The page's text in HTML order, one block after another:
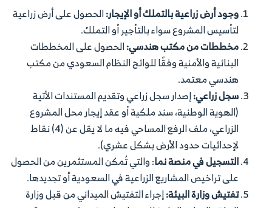
وجود أرض زراعية بالتملك أو الإيجار:الحصول على أرض زراعية
لتأسيس المشروع سواء بالتأجير أو التملك.
مخططات من مكتب هندسي:الحصول على المخططات
البنائية والأمنية وفقًا للوائح النظام السعودي من مكتب
هندسي معتمد.
سجل زراعي:إصدار سجل زراعي وتقديم المستندات الأتية
(الهوية الوطنية، سند ملكية أو عقد إيجار محل المشروع
الزراعي، ملف الرفع المساحي فيه ما لا يقل عن (4) نقاط
لإحداثيات حدود الأرض بشكل عشري).
التسجيل في منصة نما: والتي تُمكن المستثمرين من الحصول
على تراخيص المشاريع الزراعية في السعودية أو تجديدها.
تفتيش وزارة البيئة:إجراء التفتيش الميداني من قبل وزارة